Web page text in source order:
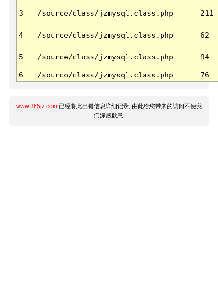
3 /source/class/jzmysql.class.php 211
4 /source/class/jzmysql.class.php 62
5 /source/class/jzmysql.class.php 94
6 /source/class/jzmysql.class.php 76
www.365jz.com 已经将此出错信息详细记录, 由此给您带来的访问不便我
们深感歉意.